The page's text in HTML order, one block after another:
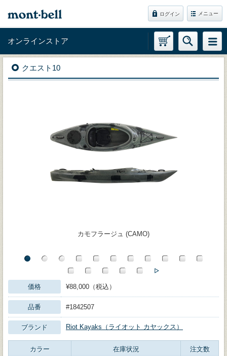
ログイン メニュー
オンラインストア
クエスト10
カモフラージュ (CAMO)
価格 ¥88,000（税込）
品番 #1842507
ブランド Riot Kayaks（ライオット カヤックス）
カラー 在庫状況 注文数